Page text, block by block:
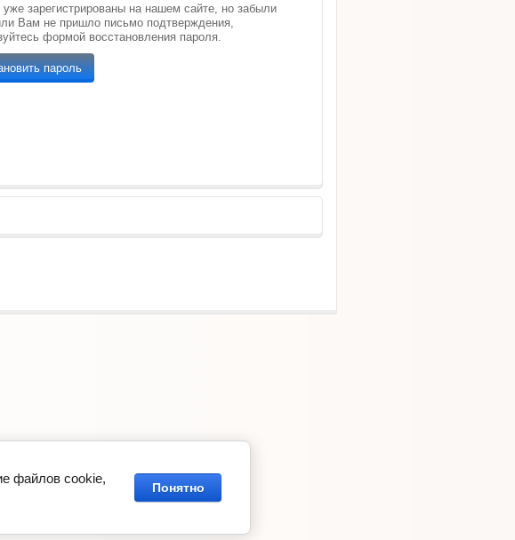
зарегистрированы на нашем сайте, но забыли
Вам не пришло письмо подтверждения,
формой восстановления пароля.
пароль
файлов cookie,
Понятно